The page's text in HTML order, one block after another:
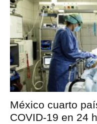
México cuarto
COVID-19 en 24